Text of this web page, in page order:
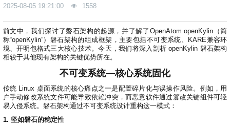
应
用
镜
像
下
载
区
介
绍
社
区
交
区
架
数
>
会
员
社
员
高
专
I
G
中
心
态
新
闻
动
态
社
刊
活
日
活
动
会
龙
高
沙
赛
研
生
>
交
习
学
习
在
程
文
中
才
认
证
社
开
发
范
开
/
>
平
持
>
支
2025-08-05 19:21:00 1558
前文中，我们探讨了磐石架构的起源，并了解了OpenAtom openKylin（简
称“openKylin”）磐石架构的组成框架，主要包括不可变系统、KARE兼容环
境、开明包格式三大核心技术。今天，我们将深入剖析 openKylin 磐石架构
相较于其他现有架构的关键优势所在。
不可变系统—核心系统固化
传统 Linux 桌面系统的核心痛点之一是配置碎片化与误操作风险。例如，用
户手动修改系统文件可能导致依赖冲突，而恶意软件通过篡改关键组件可轻
易入侵系统。磐石架构通过不可变系统设计重构这一模式：
1. 坚如磐石的稳定性